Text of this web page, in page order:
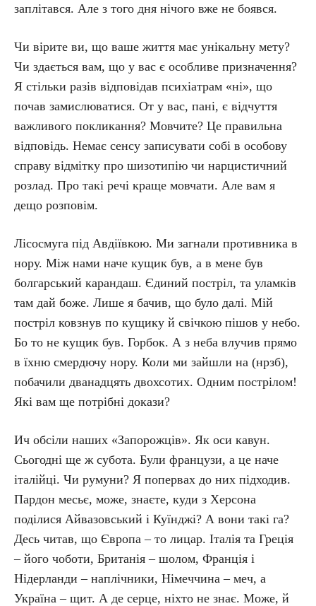
заплітався. Але з того дня нічого вже не боявся.
Чи вірите ви, що ваше життя має унікальну мету?
Чи здається вам, що у вас є особливе призначення?
Я стільки разів відповідав психіатрам «ні», що
почав замислюватися. От у вас, пані, є відчуття
важливого покликання? Мовчите? Це правильна
відповідь. Немає сенсу записувати собі в особову
справу відмітку про шизотипію чи нарцистичний
розлад. Про такі речі краще мовчати. Але вам я
дещо розповім.
Лісосмуга під Авдіївкою. Ми загнали противника в
нору. Між нами наче кущик був, а в мене був
болгарський карандаш. Єдиний постріл, та уламків
там дай боже. Лише я бачив, що було далі. Мій
постріл ковзнув по кущику й свічкою пішов у небо.
Бо то не кущик був. Горбок. А з неба влучив прямо
в їхню смердючу нору. Коли ми зайшли на (нрзб),
побачили дванадцять двохсотих. Одним пострілом!
Які вам ще потрібні докази?
Ич обсіли наших «Запорожців». Як оси кавун.
Сьогодні ще ж субота. Були французи, а це наче
італійці. Чи румуни? Я попервах до них підходив.
Пардон месьє, може, знаєте, куди з Херсона
поділися Айвазовський і Куїнджі? А вони такі га?
Десь читав, що Європа – то лицар. Італія та Греція
– його чоботи, Британія – шолом, Франція і
Нідерланди – наплічники, Німеччина – меч, а
Україна – щит. А де серце, ніхто не знає. Може, й